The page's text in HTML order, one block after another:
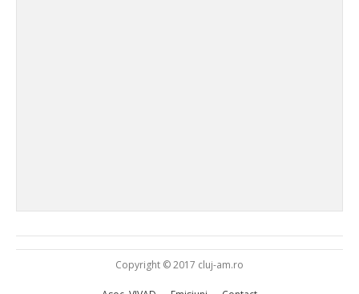
Copyright © 2017 cluj-am.ro